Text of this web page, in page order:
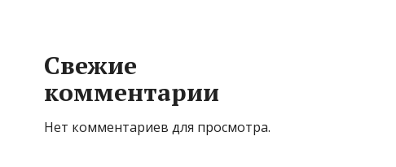
Свежие
комментарии
Нет комментариев для просмотра.